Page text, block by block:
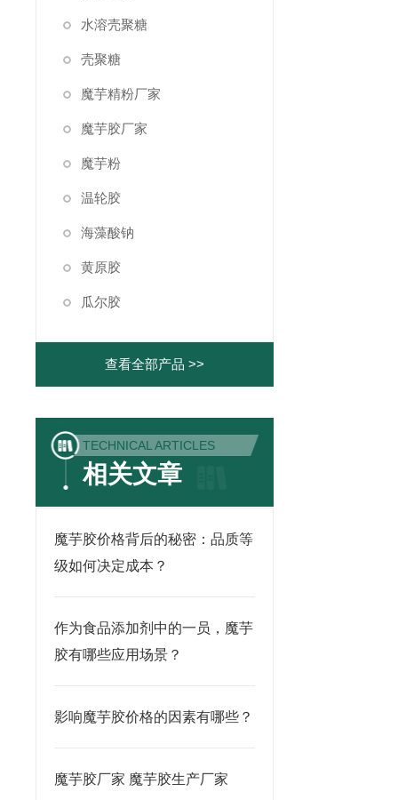
水溶壳聚糖
壳聚糖
魔芋精粉厂家
魔芋胶厂家
魔芋粉
温轮胶
海藻酸钠
黄原胶
瓜尔胶
查看全部产品 >>
TECHNICAL ARTICLES
相关文章
魔芋胶价格背后的秘密：品质等
级如何决定成本？
作为食品添加剂中的一员，魔芋
胶有哪些应用场景？
影响魔芋胶价格的因素有哪些？
魔芋胶厂家 魔芋胶生产厂家